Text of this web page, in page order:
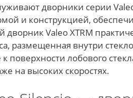
дворники серии
и конструкцией,
дворник Valeo XTRM
размещенная внутри
поверхности лобового
на высоких скоростях.